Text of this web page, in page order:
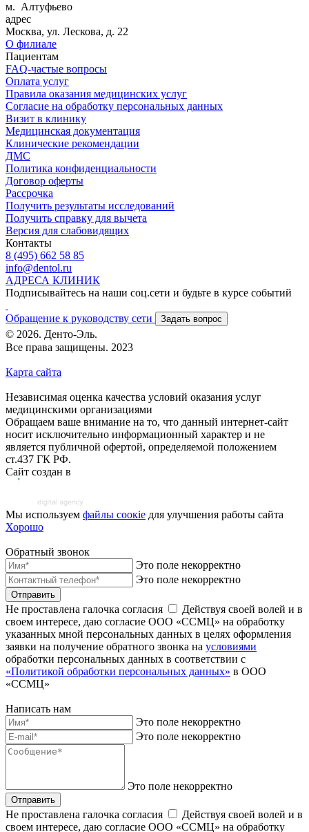
м. Алтуфьево
адрес
Москва, ул. Лескова, д. 22
О филиале
Пациентам
FAQ-частые вопросы
Оплата услуг
Правила оказания медицинских услуг
Согласие на обработку персональных данных
Визит в клинику
Медицинская документация
Клинические рекомендации
ДМС
Политика конфиденциальности
Договор оферты
Рассрочка
Получить результаты исследований
Получить справку для вычета
Версия для слабовидящих
Контакты
8 (495) 662 58 85
info@dentol.ru
АДРЕСА КЛИНИК
Подписывайтесь на наши соц.сети и будьте в курсе событий
Обращение к руководству сети Задать вопрос
© 2026. Денто-Эль.
Все права защищены. 2023
Карта сайта
Независимая оценка качества условий оказания услуг
медицинскими организациями
Обращаем ваше внимание на то, что данный интернет-сайт
носит исключительно информационный характер и не
является публичной офертой, определяемой положением
ст.437 ГК РФ.
Сайт создан в
Мы используем файлы соoкіе для улучшения работы сайта
Хорошо
Обратный звонок
Это поле некорректно
Это поле некорректно
Отправить
Не проставлена галочка согласия
Действуя своей волей и в
своем интересе, даю согласие ООО «ССМЦ» на обработку
указанных мной персональных данных в целях оформления
заявки на получение обратного звонка на условиями
обработки персональных данных в соответствии с
«Политикой обработки персональных данных» в ООО
«ССМЦ»
Написать нам
Это поле некорректно
Это поле некорректно
Это поле некорректно
Отправить
Не проставлена галочка согласия
Действуя своей волей и в
своем интересе, даю согласие ООО «ССМЦ» на обработку